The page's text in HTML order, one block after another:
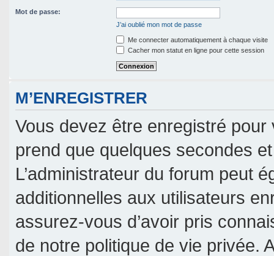
Mot de passe:
J’ai oublié mon mot de passe
Me connecter automatiquement à chaque visite
Cacher mon statut en ligne pour cette session
M’ENREGISTRER
Vous devez être enregistré pour
prend que quelques secondes
L’administrateur du forum peut
additionnelles aux utilisateurs
assurez-vous d’avoir pris
de notre politique de vie privée.